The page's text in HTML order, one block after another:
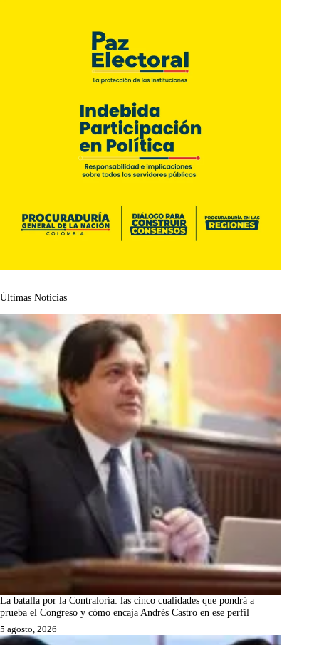
Últimas Noticias
La batalla por la Contraloría: las cinco cualidades que pondrá a
prueba el Congreso y cómo encaja Andrés Castro en ese perfil
5 agosto, 2026